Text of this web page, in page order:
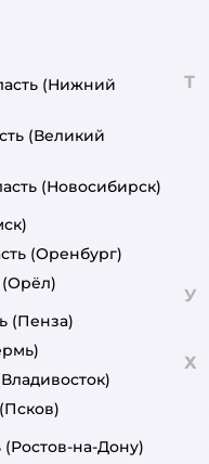
(Нижний
(Великий
(Новосибирск)
(Оренбург)
(Орёл)
(Пенза)
(Псков)
(Ростов-на-Дону)
Т
У
Х